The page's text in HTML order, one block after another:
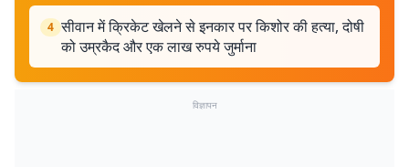
4 सीवान में क्रिकेट खेलने से इनकार पर किशोर की हत्या, दोषी
को उम्रकैद और एक लाख रुपये जुर्माना
विज्ञापन